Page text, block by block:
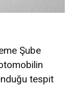
Şube
tespit